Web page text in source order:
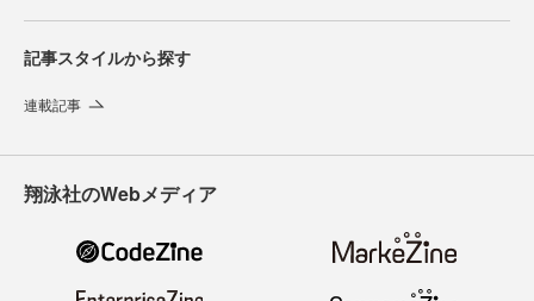
記事スタイルから探す
連載記事
翔泳社のWebメディア